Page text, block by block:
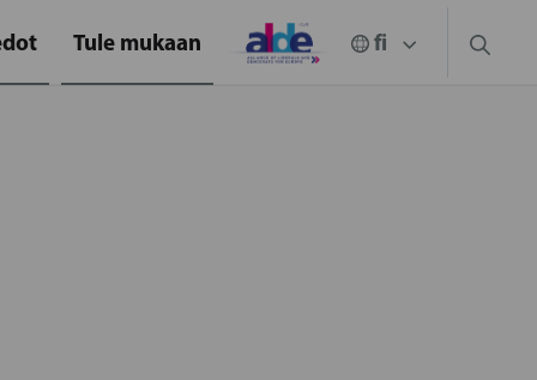
Tule mukaan